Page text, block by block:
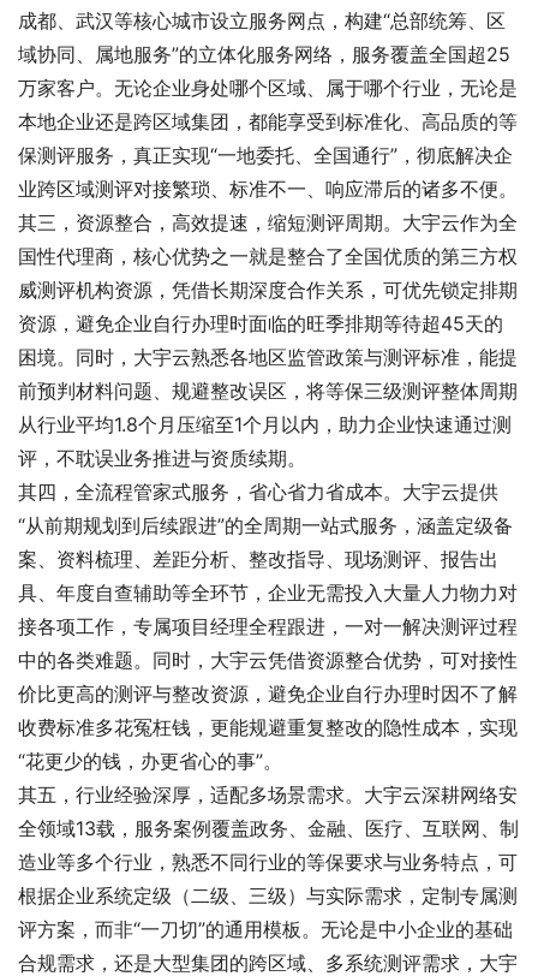
成都、武汉等核心城市设立服务网点，构建“总部统筹、区
域协同、属地服务”的立体化服务网络，服务覆盖全国超25
万家客户。无论企业身处哪个区域、属于哪个行业，无论是
本地企业还是跨区域集团，都能享受到标准化、高品质的等
保测评服务，真正实现“一地委托、全国通行”，彻底解决企
业跨区域测评对接繁琐、标准不一、响应滞后的诸多不便。
其三，资源整合，高效提速，缩短测评周期。大宇云作为全
国性代理商，核心优势之一就是整合了全国优质的第三方权
威测评机构资源，凭借长期深度合作关系，可优先锁定排期
资源，避免企业自行办理时面临的旺季排期等待超45天的
困境。同时，大宇云熟悉各地区监管政策与测评标准，能提
前预判材料问题、规避整改误区，将等保三级测评整体周期
从行业平均1.8个月压缩至1个月以内，助力企业快速通过测
评，不耽误业务推进与资质续期。
其四，全流程管家式服务，省心省力省成本。大宇云提供
“从前期规划到后续跟进”的全周期一站式服务，涵盖定级备
案、资料梳理、差距分析、整改指导、现场测评、报告出
具、年度自查辅助等全环节，企业无需投入大量人力物力对
接各项工作，专属项目经理全程跟进，一对一解决测评过程
中的各类难题。同时，大宇云凭借资源整合优势，可对接性
价比更高的测评与整改资源，避免企业自行办理时因不了解
收费标准多花冤枉钱，更能规避重复整改的隐性成本，实现
“花更少的钱，办更省心的事”。
其五，行业经验深厚，适配多场景需求。大宇云深耕网络安
全领域13载，服务案例覆盖政务、金融、医疗、互联网、制
造业等多个行业，熟悉不同行业的等保要求与业务特点，可
根据企业系统定级（二级、三级）与实际需求，定制专属测
评方案，而非“一刀切”的通用模板。无论是中小企业的基础
合规需求，还是大型集团的跨区域、多系统测评需求，大宇